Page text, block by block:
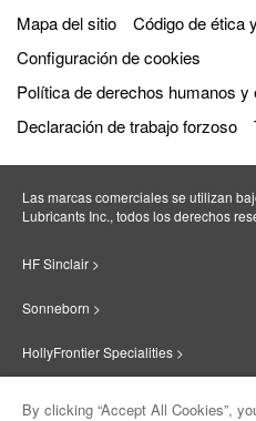
Mapa del sitio
Código de ética
Configuración de cookies
Política de derechos humanos
Declaración de trabajo forzoso
Las marcas comerciales se utilizan
Lubricants Inc., todos los derechos
HF Sinclair >
Sonneborn >
HollyFrontier Specialities >
By clicking “Accept All Cookies”,